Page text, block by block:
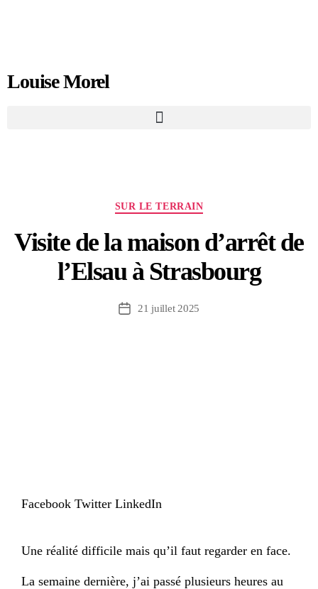
Louise Morel
SUR LE TERRAIN
Visite de la maison d’arrêt de
l’Elsau à Strasbourg
21 juillet 2025
Facebook Twitter LinkedIn
Une réalité difficile mais qu’il faut regarder en face.
La semaine dernière, j’ai passé plusieurs heures au